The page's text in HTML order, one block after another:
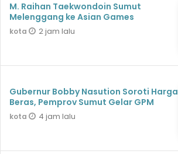
M. Raihan Taekwondoin Sumut
Melenggang ke Asian Games
kota 2 jam lalu
Gubernur Bobby Nasution Soroti Harga
Beras, Pemprov Sumut Gelar GPM
kota 4 jam lalu